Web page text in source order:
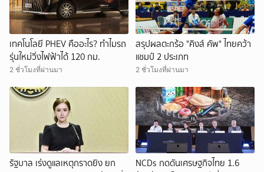
เทคโนโลยี PHEV คืออะไร? ทำไมรถ
รุ่นใหม่วิ่งไฟฟ้าได้ 120 กม.
2 ชั่วโมงที่ผ่านมา
สรุปผลตะกร้อ "คิงส์ คัพ" ไทยคว้า
แชมป์ 2 ประเภท
2 ชั่วโมงที่ผ่านมา
รัฐบาล เร่งดูแลเหตุกราดยิง ยก
NCDs กดดันเศรษฐกิจไทย 1.6